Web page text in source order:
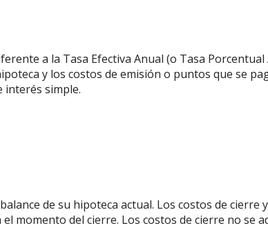
a la Tasa Efectiva Anual (o Tasa Porcentual
y los costos de emisión o puntos que se
interés simple.
de su hipoteca actual. Los costos de cierre
momento del cierre. Los costos de cierre no se